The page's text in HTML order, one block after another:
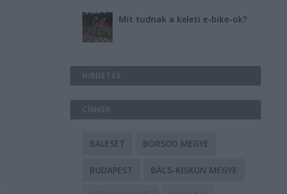
Mit tudnak a keleti e-bike-ok?
HIRDETÉS
CÍMKÉK
BALESET BORSOD MEGYE
BUDAPEST BÁCS-KISKUN MEGYE